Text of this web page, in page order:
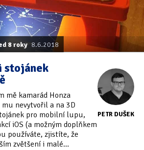
8 roky 8.6.2018
PETR DUŠEK
stojánek
mě kamarád Honza
nevytvořil a na 3D
pro mobilní lupu,
iOS (a možným doplňkem
používáte, zjistíte, že
zvětšení i malé...